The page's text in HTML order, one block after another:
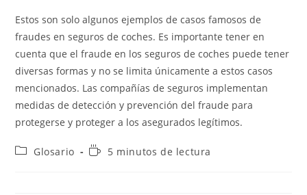
Estos son solo algunos ejemplos de casos famosos de
fraudes en seguros de coches. Es importante tener en
cuenta que el fraude en los seguros de coches puede tener
diversas formas y no se limita únicamente a estos casos
mencionados. Las compañías de seguros implementan
medidas de detección y prevención del fraude para
protegerse y proteger a los asegurados legítimos.
Categoría
Glosario
Tiempo5 minutos de lectura